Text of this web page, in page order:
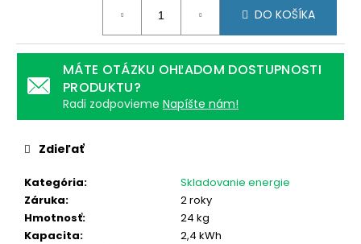
DO KOŠÍKA
MÁTE OTÁZKU OHĽADOM DOSTUPNOSTI
PRODUKTU?
Radi zodpovieme Napíšte nám!
Kategória:
Skladovanie energie
Záruka:
2 roky
Hmotnosť:
24 kg
Kapacita:
2,4 kWh
Zdieľať
e
OPTIMIZÉR
O
(700
45
€